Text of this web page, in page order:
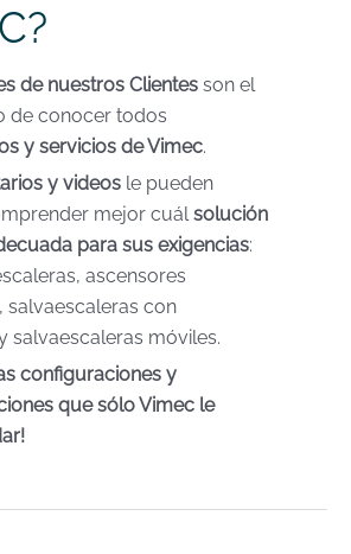
de nuestros Clientesson el
de conocer todos
y servicios de Vimec.
y videosle pueden
mejor cuál solución
para sus exigencias:
ascensores
salvaescaleras con
salvaescaleras móviles.
configuraciones y
que sólo Vimec le